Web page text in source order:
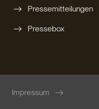
Pressemitteilungen
Pressebox
Impressum